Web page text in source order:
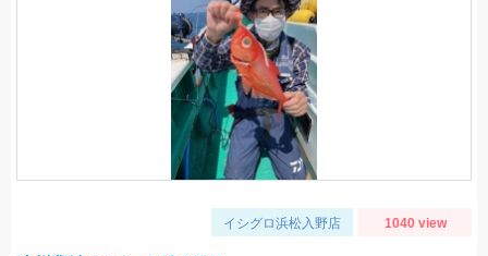
イシグロ浜松入野店 1040 view